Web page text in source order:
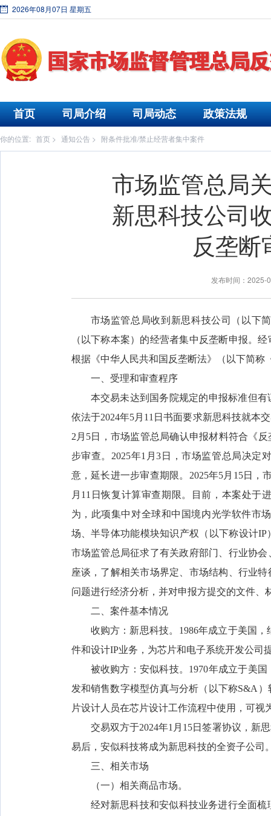
2026年08月07日 星期五
首页 司局介绍 司局动态 政策法规
你的位置: 首页 > 通知公告 > 附条件批准/禁止经营者集中案件
市场监管总局
新思科技公司
反垄断
发布时间：
市场监管总局收到新思科技公司（以下
（以下称本案）的经营者集中反垄断申报。
根据《中华人民共和国反垄断法》（以下简
一、受理和审查程序
本交易未达到国务院规定的申报标准但
依法于2024年5月11日书面要求新思科技就本
2月5日，市场监管总局确认申报材料符合《
步审查。2025年1月3日，市场监管总局决定
意，延长进一步审查期限。2025年5月15日，
月11日恢复计算审查期限。目前，本案处于
为，此项集中对全球和中国境内光学软件市
场、半导体功能模块知识产权（以下称设计
市场监管总局征求了有关政府部门、行业协
座谈，了解相关市场界定、市场结构、行业
问题进行经济分析，并对申报方提交的文件
二、案件基本情况
收购方：新思科技。1986年成立于美国
件和设计IP业务，为芯片和电子系统开发公司
被收购方：安似科技。1970年成立于美
发和销售数字模型仿真与分析（以下称S&A
片设计人员在芯片设计工作流程中使用，可视
交易双方于2024年1月15日签署协议，新
易后，安似科技将成为新思科技的全资子公司
三、相关市场
（一）相关商品市场。
经对新思科技和安似科技业务进行全面